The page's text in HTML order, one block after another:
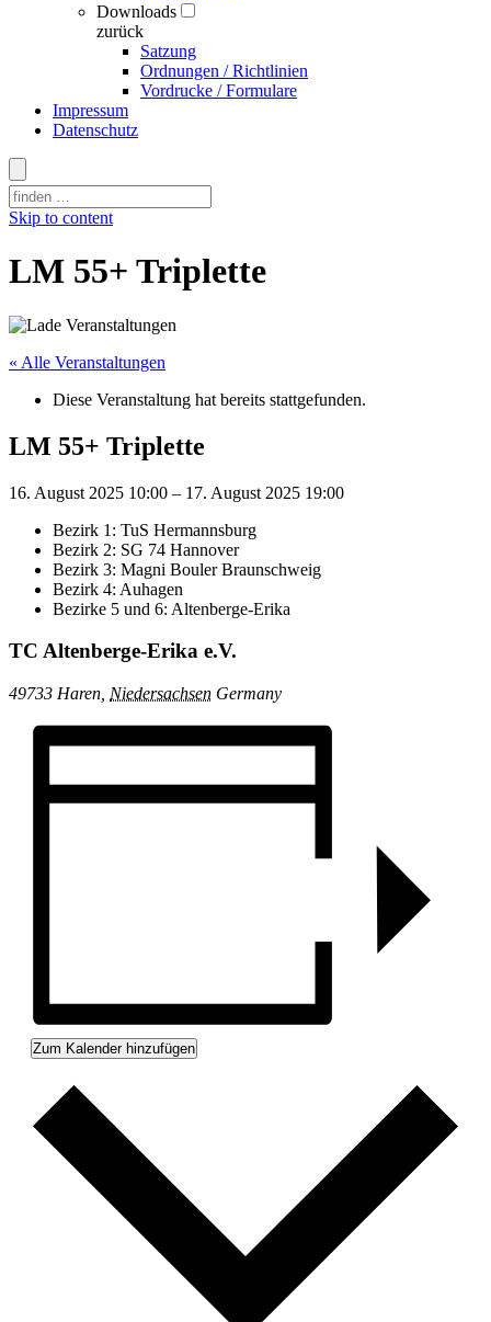
Downloads
zurück
Satzung
Ordnungen / Richtlinien
Vordrucke / Formulare
Impressum
Datenschutz
Skip to content
LM 55+ Triplette
« Alle Veranstaltungen
Diese Veranstaltung hat bereits stattgefunden.
LM 55+ Triplette
16. August 2025 10:00 – 17. August 2025 19:00
Bezirk 1: TuS Hermannsburg
Bezirk 2: SG 74 Hannover
Bezirk 3: Magni Bouler Braunschweig
Bezirk 4: Auhagen
Bezirke 5 und 6: Altenberge-Erika
TC Altenberge-Erika e.V.
49733 Haren Niedersachsen Germany
Zum Kalender hinzufügen